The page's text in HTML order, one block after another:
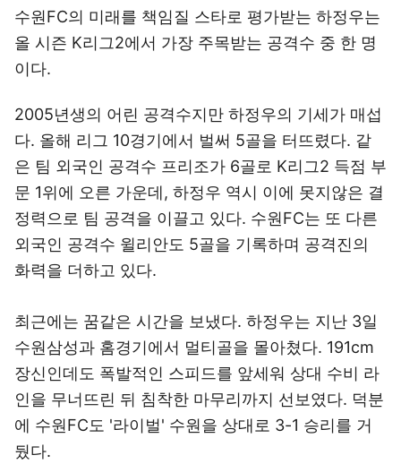
수원FC의 미래를 책임질 스타로 평가받는 하정우는
올 시즌 K리그2에서 가장 주목받는 공격수 중 한 명
이다.
2005년생의 어린 공격수지만 하정우의 기세가 매섭
다. 올해 리그 10경기에서 벌써 5골을 터뜨렸다. 같
은 팀 외국인 공격수 프리조가 6골로 K리그2 득점 부
문 1위에 오른 가운데, 하정우 역시 이에 못지않은 결
정력으로 팀 공격을 이끌고 있다. 수원FC는 또 다른
외국인 공격수 윌리안도 5골을 기록하며 공격진의
화력을 더하고 있다.
최근에는 꿈같은 시간을 보냈다. 하정우는 지난 3일
수원삼성과 홈경기에서 멀티골을 몰아쳤다. 191cm
장신인데도 폭발적인 스피드를 앞세워 상대 수비 라
인을 무너뜨린 뒤 침착한 마무리까지 선보였다. 덕분
에 수원FC도 '라이벌' 수원을 상대로 3-1 승리를 거
뒀다.